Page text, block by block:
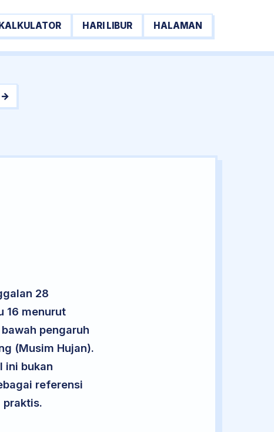
HARI LIBUR HALAMAN
→
28
16 menurut
pengaruh
(Musim Hujan).
ini bukan
referensi
praktis.